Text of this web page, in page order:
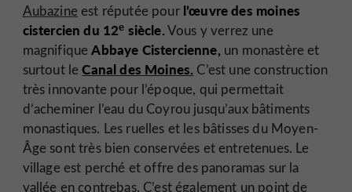
Aubazineest réputée pour l’œuvre des moines
cistercien du 12e siècle.Vous y verrez une
magnifiqueAbbaye Cistercienne,un monastère et
surtout leCanal des Moines. C’est une construction
très innovante pour l’époque, qui permettait
d’acheminer l’eau du Coyrou jusqu’aux bâtiments
monastiques. Les ruelles et les bâtisses du Moyen-
Âge sont très bien conservées et entretenues. Le
village est perché et offre des panoramas sur la
vallée en contrebas. C’est également un point de